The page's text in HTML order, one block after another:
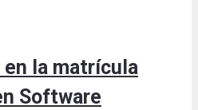
en la matrícula
Software